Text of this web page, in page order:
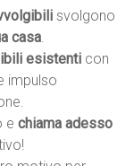
svolgono
casa.
esistenti con
impulso
echiama adesso